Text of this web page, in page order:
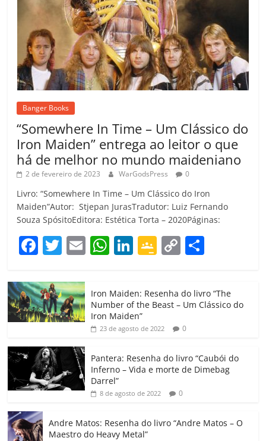
Banger Books
“Somewhere In Time – Um Clássico do
Iron Maiden” entrega ao leitor o que
há de melhor no mundo maideniano
2 de fevereiro de 2023 WarGodsPress 0
Livro: “Somewhere In Time – Um Clássico do Iron
Maiden”Autor: Stjepan JurasTradutor: Luiz Fernando
Souza SpósitoEditora: Estética Torta – 2020Páginas:
F
c
e
b
o
o
k
T
itt
er
E W
at
s
A
p
Li
e
dI
G
gl
e
Cl
a
ss
ro
o
C
p
y
Li
k
m
p
h
ar
Iron Maiden: Resenha do livro “The
Number of the Beast – Um Clássico do
Iron Maiden”
23 de agosto de 2022 0
Pantera: Resenha do livro “Caubói do
Inferno – Vida e morte de Dimebag
Darrel”
8 de agosto de 2022 0
Andre Matos: Resenha do livro “Andre Matos – O
Maestro do Heavy Metal”